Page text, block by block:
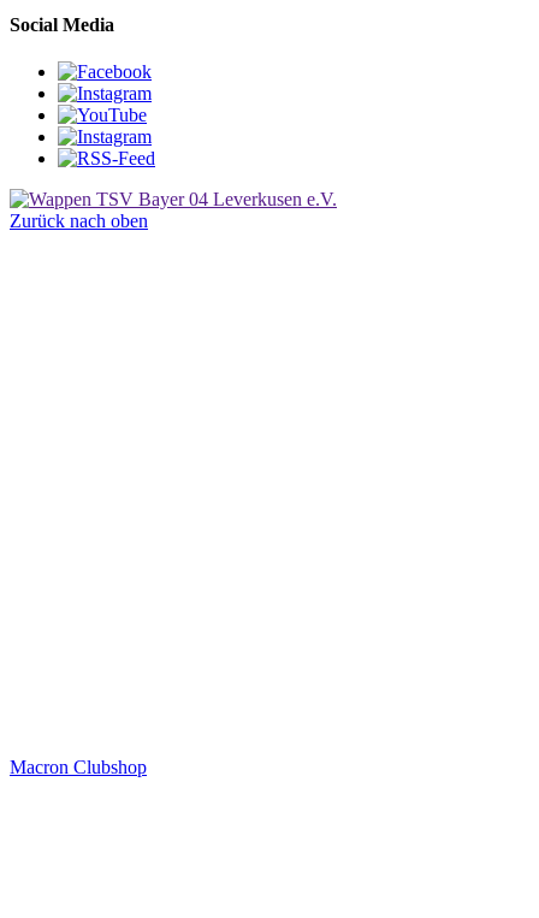
Social Media
Zurück nach oben
Macron Clubshop